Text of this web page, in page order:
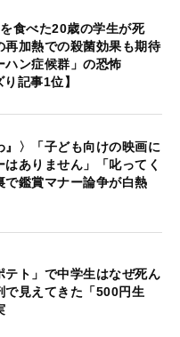
食べた20歳の学生が死
再加熱での殺菌効果も期待
ハン症候群」の恐怖
記事1位】
』〉「子ども向けの映画に
ありません」「叱ってく
で鑑賞マナー論争が白熱
テト」で中学生はなぜ死ん
見えてきた「500円生